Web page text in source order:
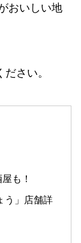
おいしい地
さい。
も！
う」店舗詳